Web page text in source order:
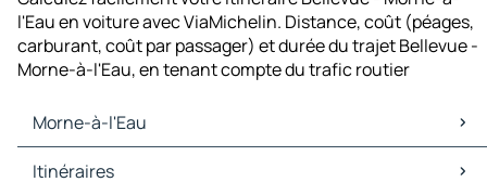
l'Eau en voiture avec ViaMichelin. Distance, coût (péages,
carburant, coût par passager) et durée du trajet Bellevue -
Morne-à-l'Eau, en tenant compte du trafic routier
Morne-à-l'Eau
Morne-à-l'Eau Cartes et plans
Itinéraires